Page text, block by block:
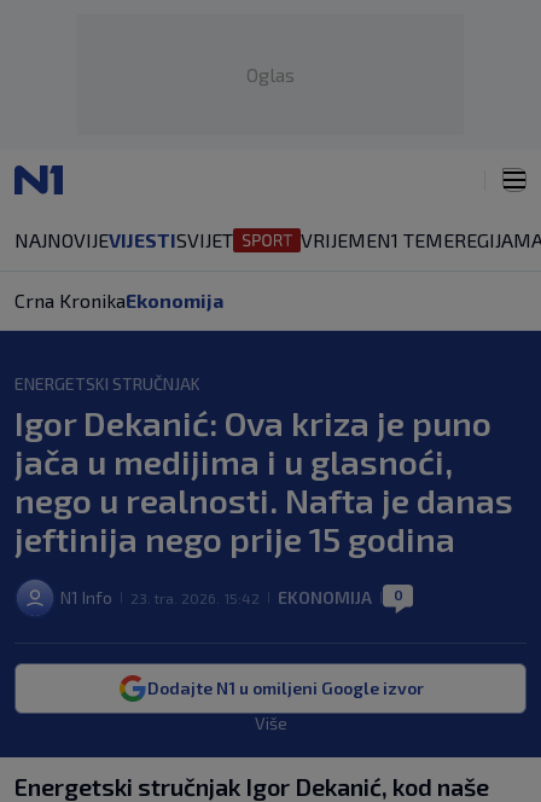
Oglas
NAJNOVIJEVIJESTISVIJET VRIJEMEN1 TEMEREGIJA
Crna KronikaEkonomija
ENERGETSKI STRUČNJAK
Igor Dekanić: Ova kriza je puno
jača u medijima i u glasnoći,
nego u realnosti. Nafta je danas
jeftinija nego prije 15 godina
N1 Info 23. tra. 2026. 15:42 EKONOMIJA 0
Dodajte N1 u omiljeni Google izvor
Više
Energetski stručnjak Igor Dekanić, kod naše